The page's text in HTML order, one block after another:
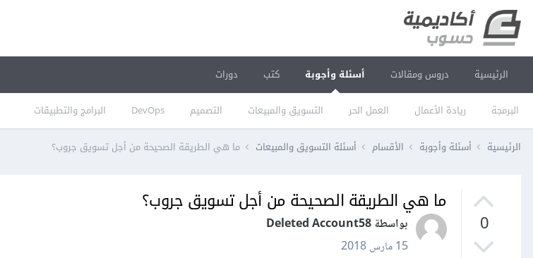
الرئيسية دروس ومقالات أسئلة وأجوبة
البرمجة ريادة الأعمال العمل الحر التسويق والمبيعات التصميم DevOps البرامج والتطبيقات
كتب دورات
الرئيسية أسئلة وأجوبة الأقسام أسئلة التسويق والمبيعات ما هي الطريقة الصحيحة من أجل تسويق جروب؟
0
ما هي الطريقة الصحيحة من أجل تسويق جروب؟
بواسطة Deleted Account58
15 مارس 2018